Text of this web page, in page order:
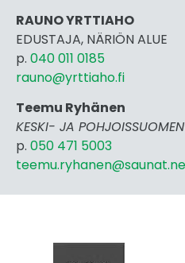
RAUNO YRTTIAHO
EDUSTAJA, NÄRIÖN ALUE
p. 040 011 0185
rauno@yrttiaho.fi
Teemu Ryhänen
KESKI- JA
p. 050 471 5003